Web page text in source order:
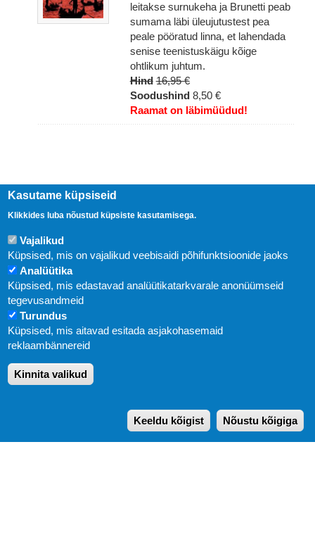
leitakse surnukeha ja Brunetti peab
sumama läbi üleujutustest pea
peale pööratud linna, et lahendada
senise teenistuskäigu kõige
ohtlikum juhtum.
Hind 16,95 €
Soodushind 8,50 €
Raamat on läbimüüdud!
Uudised
KIRJASTUS PEGASUS OÜ © 2020
Paldiski mnt. 29 (A korpus VI korrus), Tallinn
E-post:pegasus[at]pegasus.ee
Kasutame küpsiseid
Klikkides luba nõustud küpsiste kasutamisega.
Vajalikud
Küpsised, mis on vajalikud veebisaidi põhifunktsioonide jaoks
Analüütika
Küpsised, mis edastavad analüütikatarkvarale anonüümseid
tegevusandmeid
Turundus
Küpsised, mis aitavad esitada asjakohasemaid
reklaambännereid
Kinnita valikud
Keeldu kõigist Nõustu kõigiga